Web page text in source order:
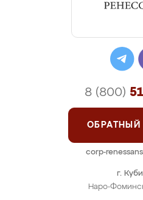
г.
Наро-
8 (800)
corp-